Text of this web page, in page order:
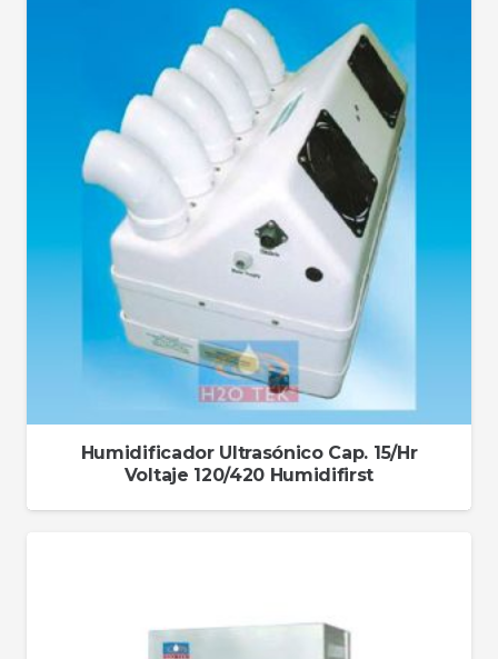
Humidificador Ultrasónico Cap. 15/Hr
Voltaje 120/420 Humidifirst